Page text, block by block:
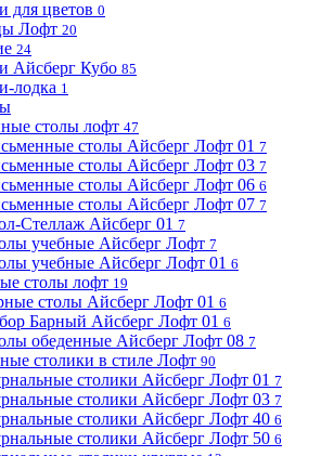
для цветов 0
Лофт 20
24
Айсберг Кубо 85
лодка 1
столы лофт 47
столы Айсберг Лофт 01 7
столы Айсберг Лофт 03 7
столы Айсберг Лофт 06 6
столы Айсберг Лофт 07 7
Стеллаж Айсберг 01 7
учебные Айсберг Лофт 7
учебные Айсберг Лофт 01 6
столы лофт 19
столы Айсберг Лофт 01 6
Барный Айсберг Лофт 01 6
обеденные Айсберг Лофт 08 7
столики в стиле Лофт 90
столики Айсберг Лофт 01 7
столики Айсберг Лофт 03 7
столики Айсберг Лофт 40 6
столики Айсберг Лофт 50 6